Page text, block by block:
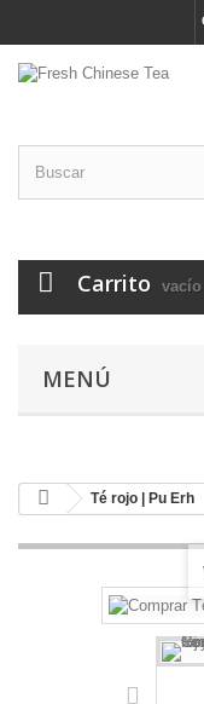
Carrito vacío
MENÚ
Té rojo | Pu Erh